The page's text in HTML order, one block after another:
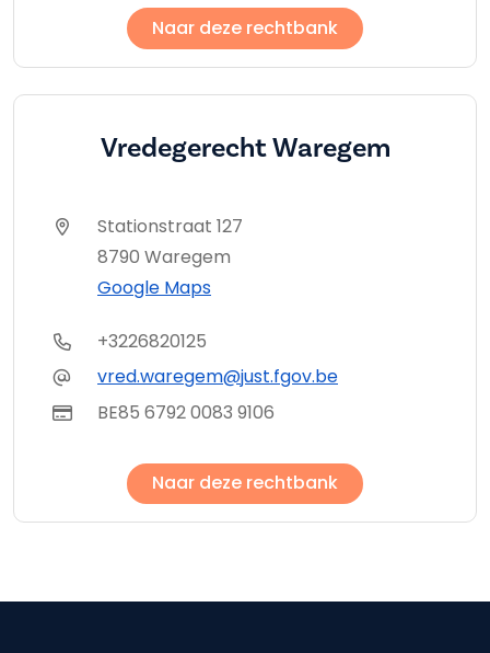
Naar deze rechtbank
Vredegerecht Waregem
Stationstraat 127
8790 Waregem
Google Maps
+3226820125
vred.waregem@just.fgov.be
BE85 6792 0083 9106
Naar deze rechtbank